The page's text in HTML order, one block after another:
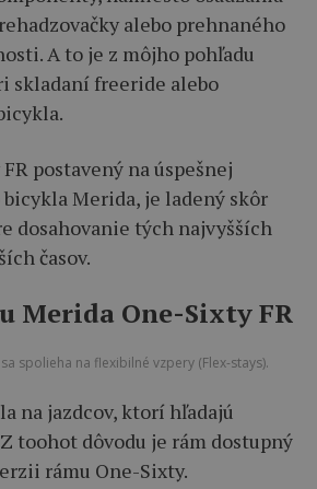
alebo prehnaného
A to je z môjho pohľadu
skladaní freeride alebo
postavený na úspešnej
Merida, je ladený skôr
dosahovanie tých najvyšších
časov.
Merida One-Sixty FR
spolieha na flexibilné vzpery (Flex-stays).
na jazdcov, ktorí hľadajú
toohot dôvodu je rám dostupný
rámu One-Sixty.